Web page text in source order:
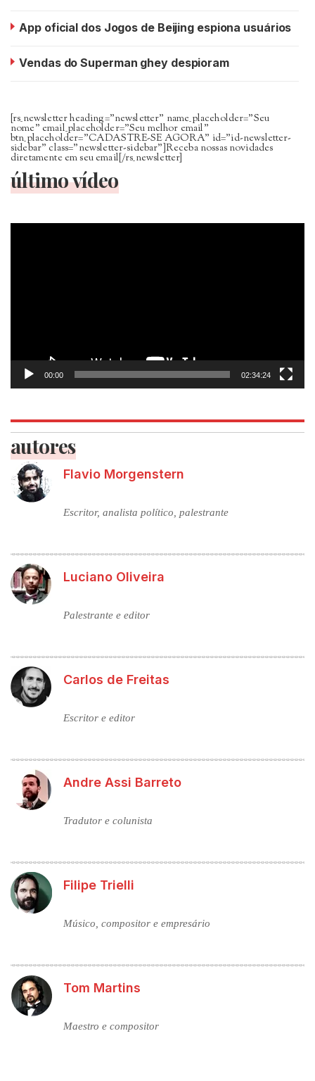
App oficial dos Jogos de Beijing espiona usuários
Vendas do Superman ghey despioram
[rs_newsletter heading=”newsletter” name_placeholder=”Seu
nome” email_placeholder=”Seu melhor email”
btn_placeholder=”CADASTRE-SE AGORA” id=”id-newsletter-
sidebar” class=”newsletter-sidebar”]Receba nossas novidades
diretamente em seu email[/rs_newsletter]
último vídeo
Tocador
00:00 02:34:24
autores
Flavio Morgenstern
Escritor, analista político, palestrante
Luciano Oliveira
Palestrante e editor
Carlos de Freitas
Escritor e editor
Andre Assi Barreto
Tradutor e colunista
Filipe Trielli
Músico, compositor e empresário
Tom Martins
Maestro e compositor